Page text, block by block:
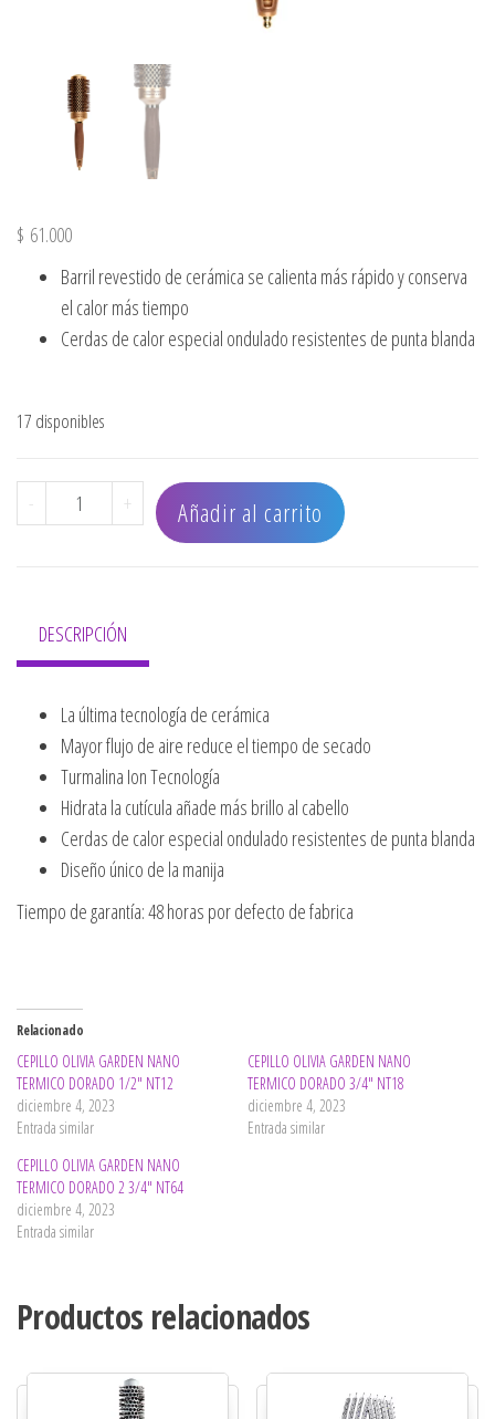
$ 61.000
Barril revestido de cerámica se calienta más rápido y conserva
el calor más tiempo
Cerdas de calor especial ondulado resistentes de punta blanda
17 disponibles
- CEPILLO OLIVIA GARDEN NANO TERMICO DORADO 1 3/
+ Añadir al carrito
DESCRIPCIÓN
La última tecnología de cerámica
Mayor flujo de aire reduce el tiempo de secado
Turmalina Ion Tecnología
Hidrata la cutícula añade más brillo al cabello
Cerdas de calor especial ondulado resistentes de punta blanda
Diseño único de la manija
Tiempo de garantía: 48 horas por defecto de fabrica
Relacionado
CEPILLO OLIVIA GARDEN NANO
TERMICO DORADO 1/2″ NT12
diciembre 4, 2023
Entrada similar
CEPILLO OLIVIA GARDEN NANO
TERMICO DORADO 3/4″ NT18
diciembre 4, 2023
Entrada similar
CEPILLO OLIVIA GARDEN NANO
TERMICO DORADO 2 3/4″ NT64
diciembre 4, 2023
Entrada similar
Productos relacionados